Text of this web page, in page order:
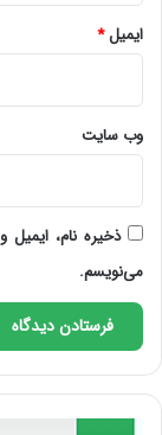
ایمیل*
وب‌ سایت
ذخیره نام،
می‌نویسم.